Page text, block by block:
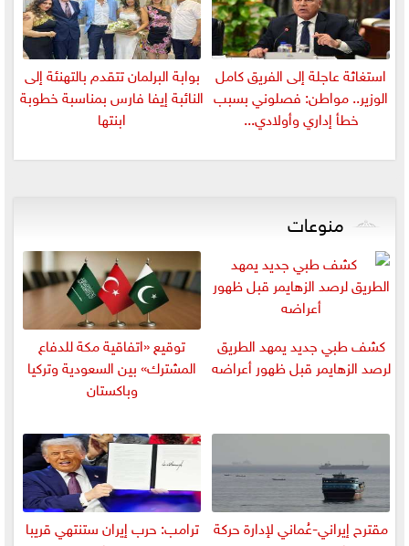
استغاثة عاجلة إلى الفريق كامل
الوزير.. مواطن: فصلوني بسبب
خطأ إداري وأولادي...
بوابة البرلمان تتقدم بالتهنئة إلى
النائبة إيفا فارس بمناسبة خطوبة
ابنتها
منوعات
كشف طبي جديد يمهد الطريق
لرصد الزهايمر قبل ظهور أعراضه
توقيع «اتفاقية مكة للدفاع
المشترك» بين السعودية وتركيا
وباكستان
مقترح إيراني-عُماني لإدارة حركة ترامب: حرب إيران ستنتهي قريبا